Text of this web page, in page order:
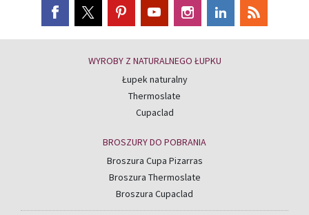
WYROBY Z NATURALNEGO ŁUPKU
Łupek naturalny
Thermoslate
Cupaclad
BROSZURY DO POBRANIA
Broszura Cupa Pizarras
Broszura Thermoslate
Broszura Cupaclad